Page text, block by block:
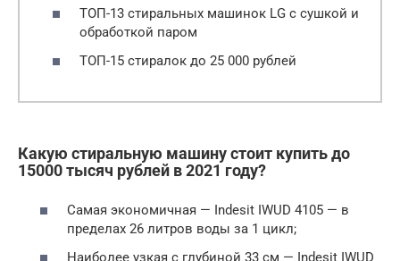
ТОП-13 стиральных машинок LG с сушкой и
обработкой паром
ТОП-15 стиралок до 25 000 рублей
Какую стиральную машину стоит купить до
15000 тысяч рублей в 2021 году?
Самая экономичная — Indesit IWUD 4105 — в
пределах 26 литров воды за 1 цикл;
Наиболее узкая с глубиной 33 см — Indesit IWUD